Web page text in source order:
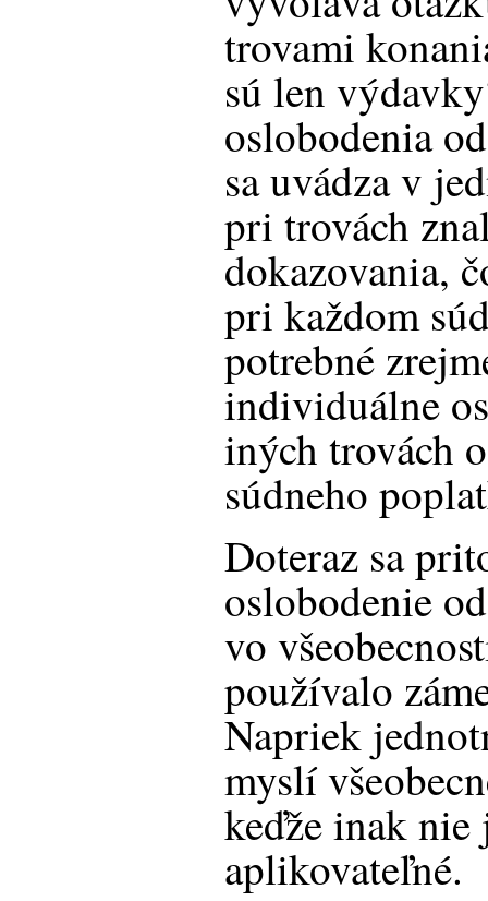
trovami
sú len
oslobodenia
sa uvádza v
pri trovách
dokazovania,
pri každom
potrebné
individuálne
iných trovách
súdneho
Doteraz sa
oslobodenie
vo
používalo
Napriek
myslí
keďže inak nie
aplikovateľné.